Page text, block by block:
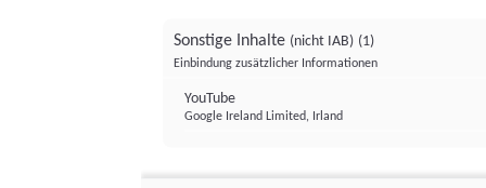
Sonstige Inhalte (nicht IAB) (1)
Einbindung zusätzlicher Informationen
YouTube
Google Ireland Limited, Irland